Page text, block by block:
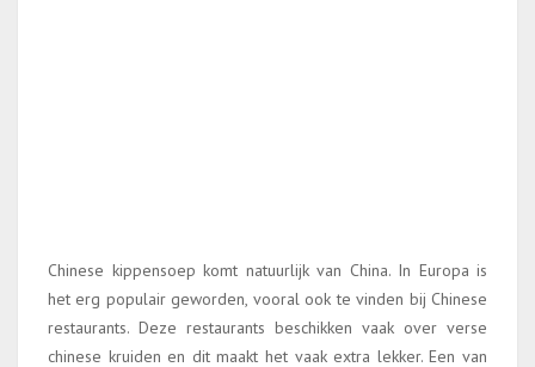
Chinese kippensoep komt natuurlijk van China. In Europa is
het erg populair geworden, vooral ook te vinden bij Chinese
restaurants. Deze restaurants beschikken vaak over verse
chinese kruiden en dit maakt het vaak extra lekker. Een van